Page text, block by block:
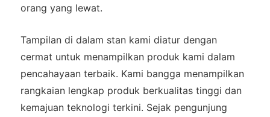
orang yang lewat.
Tampilan di dalam stan kami diatur dengan
cermat untuk menampilkan produk kami dalam
pencahayaan terbaik. Kami bangga menampilkan
rangkaian lengkap produk berkualitas tinggi dan
kemajuan teknologi terkini. Sejak pengunjung